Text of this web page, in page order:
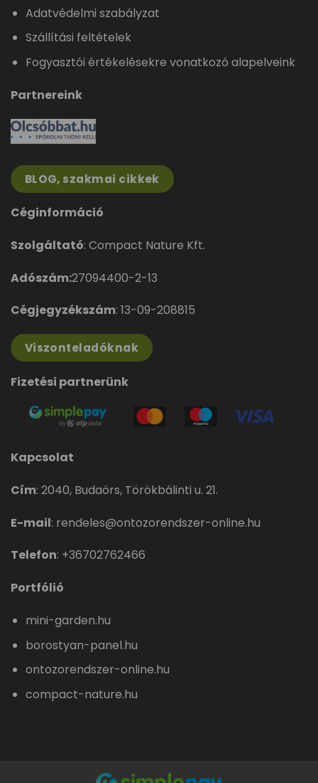
Adatvédelmi szabályzat
Szállítási feltételek
Fogyasztói értékelésekre vonatkozó alapelveink
Partnereink
BLOG, szakmai cikkek
Céginformáció
Szolgáltató: Compact Nature Kft.
Adószám:27094400-2-13
Cégjegyzékszám: 13-09-208815
Viszonteladóknak
Fizetési partnerünk
Kapcsolat
Cím: 2040, Budaörs, Törökbálinti u. 21.
E-mail: rendeles@ontozorendszer-online.hu
Telefon: +36702762466
Portfólió
mini-garden.hu
borostyan-panel.hu
ontozorendszer-online.hu
compact-nature.hu